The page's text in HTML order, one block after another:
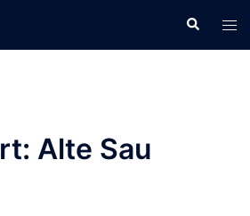
Suche
Alte Sau